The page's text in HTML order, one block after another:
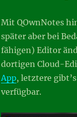
Mit QOwnNotes
später aber bei
fähigen) Editor
dortigen Cloud-
App, letztere
verfügbar.